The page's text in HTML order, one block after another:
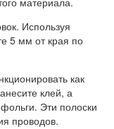
Используя
5 мм от края по
как
клей, а
Эти полоски
проводов.